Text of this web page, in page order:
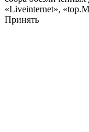
«Liveinternet»,
Принять